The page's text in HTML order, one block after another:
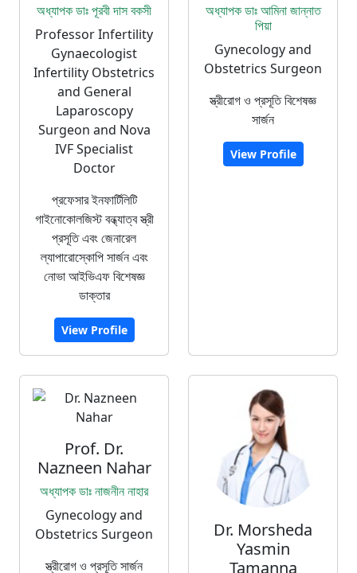
অধ্যাপক ডাঃ পূরবী দাস বকসী
Professor Infertility
Gynaecologist
Infertility Obstetrics
and General
Laparoscopy
Surgeon and Nova
IVF Specialist
Doctor
প্রফেসার ইনফার্টিলিটি
গাইনোকোলজিস্ট বন্ধ্যাত্ব স্ত্রী
প্রসূতি এবং জেনারেল
ল্যাপারোস্কোপি সার্জন এবং
নোভা আইভিএফ বিশেষজ্ঞ
ডাক্তার
View Profile
অধ্যাপক ডাঃ আমিনা জান্নাত
পিয়া
Gynecology and
Obstetrics Surgeon
স্ত্রীরোগ ও প্রসূতি বিশেষজ্ঞ
সার্জন
View Profile
Prof. Dr.
Nazneen Nahar
অধ্যাপক ডাঃ নাজনীন নাহার
Gynecology and
Obstetrics Surgeon
স্ত্রীরোগ ও প্রসূতি সার্জন
Dr. Morsheda
Yasmin
Tamanna